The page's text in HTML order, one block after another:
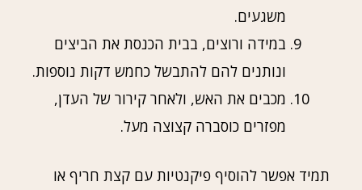
משגעים.
במידה ורוצים, בבית הכנסת את הביצים
ונותנים להם להתבשל כחמש דקות נוספות.
מכבים את האש, ולאחר קירור של העדן,
מפזרים כוסברה קצוצה מעל.
תמיד אפשר להוסיף פיקנטיות עם קצת חריף או